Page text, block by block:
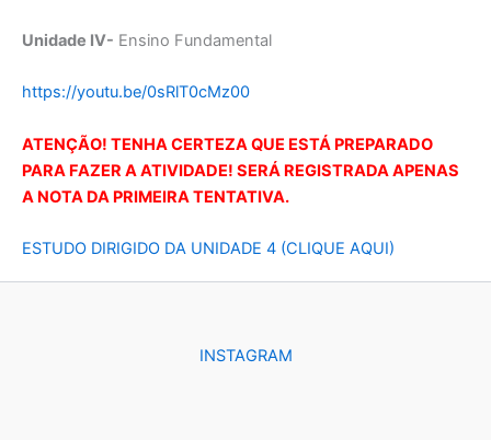
Unidade IV- Ensino Fundamental
https://youtu.be/0sRlT0cMz00
ATENÇÃO! TENHA CERTEZA QUE ESTÁ PREPARADO
PARA FAZER A ATIVIDADE! SERÁ REGISTRADA APENAS
A NOTA DA PRIMEIRA TENTATIVA.
ESTUDO DIRIGIDO DA UNIDADE 4 (CLIQUE AQUI)
INSTAGRAM